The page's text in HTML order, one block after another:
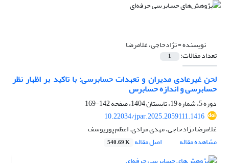
نویسنده =نژادحاجی، غلامرضا
تعداد مقالات: 1
لحن غیرعادی مدیران و تعهدات حسابرسی: با تاکید بر اظهار نظر
حسابرسی و اندازه حسابرس
دوره 5، شماره 19، تابستان 1404، صفحه
142-169
10.22034/jpar.2025.2059111.1416
غلامرضا نژادحاجی، مهدی مرادی، اعظم پوریوسف
مشاهده مقاله
اصل مقاله 540.69 K